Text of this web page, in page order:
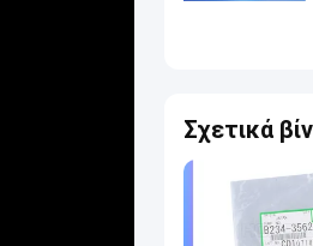
Σχετικά